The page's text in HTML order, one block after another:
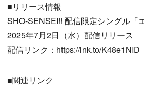
■リリース情報
SHO-SENSEI!! 配信限定シングル「
2025年7月2日（水）配信リリース
配信リンク：https://lnk.to/K48e1NID
■関連リンク